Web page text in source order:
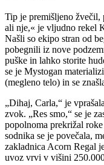
Tip je premišljeno žvečil,
ali nje,« je vljudno rekel
Našli so ekipo stran od
pobegnili iz nove
puške in lahko storite
se je Mystogan
(megleno telo) in se
„Dihaj, Carla,“ je
zvok. „Res smo,“ se je
popolnoma prekrižal
sodnika se je povečala,
zakladnica Acorn Regal
uvoz vrvi v višini